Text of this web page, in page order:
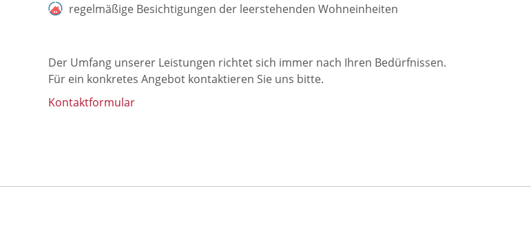
regelmäßige Besichtigungen der leerstehenden Wohneinheiten
Der Umfang unserer Leistungen richtet sich immer nach Ihren Bedürfnissen.
Für ein konkretes Angebot kontaktieren Sie uns bitte.
Kontaktformular